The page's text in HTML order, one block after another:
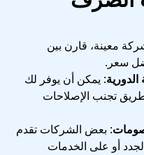
معينة، قارن بين
سعر.
: يمكن أن يوفر لك
تجنب الإصلاحات
: بعض الشركات تقدم
أو على الخدمات